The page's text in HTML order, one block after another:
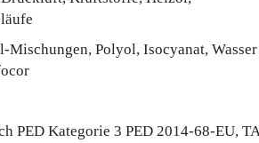
Mischungen, Polyol, Isocyanat, Wasser
PED Kategorie 3 PED 2014-68-EU,